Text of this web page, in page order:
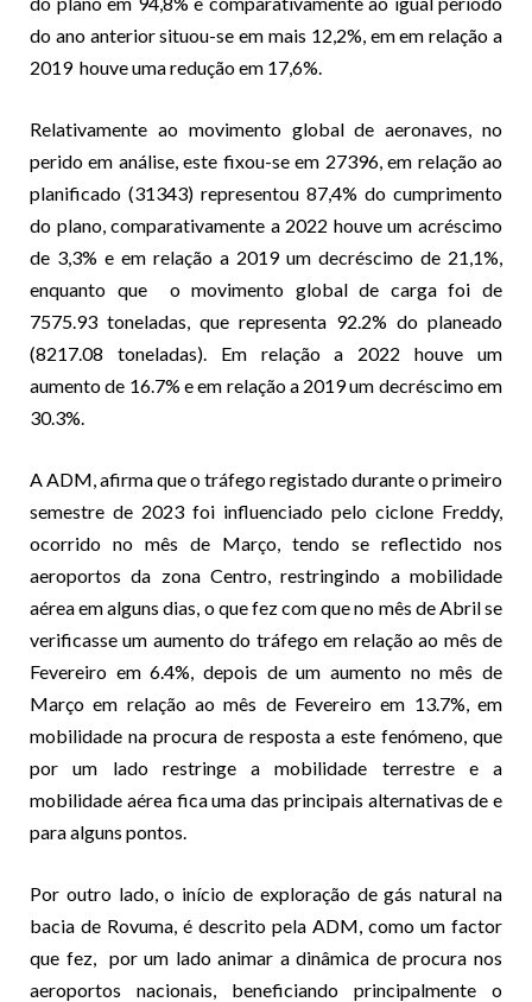
do ano anterior situou-se em mais 12,2%, em em relação a
2019 houve uma redução em 17,6%.
Relativamente ao movimento global de aeronaves, no
perido em análise, este fixou-se em 27396, em relação ao
planificado (31343) representou 87,4% do cumprimento
do plano, comparativamente a 2022 houve um acréscimo
de 3,3% e em relação a 2019 um decréscimo de 21,1%,
enquanto que o movimento global de carga foi de
7575.93 toneladas, que representa 92.2% do planeado
(8217.08 toneladas). Em relação a 2022 houve um
aumento de 16.7% e em relação a 2019 um decréscimo em
30.3%.
A ADM, afirma que o tráfego registado durante o primeiro
semestre de 2023 foi influenciado pelo ciclone Freddy,
ocorrido no mês de Março, tendo se reflectido nos
aeroportos da zona Centro, restringindo a mobilidade
aérea em alguns dias, o que fez com que no mês de Abril se
verificasse um aumento do tráfego em relação ao mês de
Fevereiro em 6.4%, depois de um aumento no mês de
Março em relação ao mês de Fevereiro em 13.7%, em
mobilidade na procura de resposta a este fenómeno, que
por um lado restringe a mobilidade terrestre e a
mobilidade aérea fica uma das principais alternativas de e
para alguns pontos.
Por outro lado, o início de exploração de gás natural na
bacia de Rovuma, é descrito pela ADM, como um factor
que fez, por um lado animar a dinâmica de procura nos
aeroportos nacionais, beneficiando principalmente o